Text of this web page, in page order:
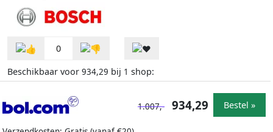
0
Beschikbaar voor 934,29 bij 1 shop:
1.007,- 934,29 Bestel »